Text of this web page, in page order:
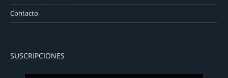
Contacto
SUSCRIPCIONES